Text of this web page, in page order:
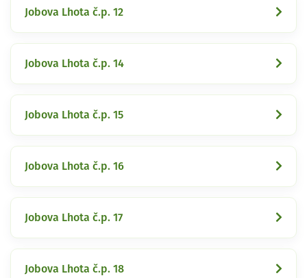
Jobova Lhota č.p. 12
Jobova Lhota č.p. 14
Jobova Lhota č.p. 15
Jobova Lhota č.p. 16
Jobova Lhota č.p. 17
Jobova Lhota č.p. 18